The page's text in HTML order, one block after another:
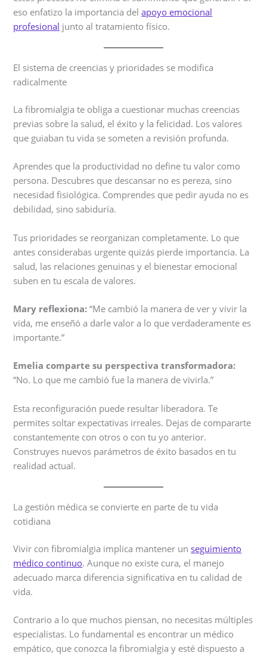
eso enfatizo la importancia delapoyo emocional
profesional junto al tratamiento físico.
El sistema de creencias y prioridades se modifica
radicalmente
La fibromialgia te obliga a cuestionar muchas creencias
previas sobre la salud, el éxito y la felicidad. Los valores
que guiaban tu vida se someten a revisión profunda.
Aprendes que la productividad no define tu valor como
persona. Descubres que descansar no es pereza, sino
necesidad fisiológica. Comprendes que pedir ayuda no es
debilidad, sino sabiduría.
Tus prioridades se reorganizan completamente. Lo que
antes considerabas urgente quizás pierde importancia. La
salud, las relaciones genuinas y el bienestar emocional
suben en tu escala de valores.
Mary reflexiona: “Me cambió la manera de ver y vivir la
vida, me enseñó a darle valor a lo que verdaderamente es
importante.”
Emelia comparte su perspectiva transformadora:
“No. Lo que me cambió fue la manera de vivirla.”
Esta reconfiguración puede resultar liberadora. Te
permites soltar expectativas irreales. Dejas de compararte
constantemente con otros o con tu yo anterior.
Construyes nuevos parámetros de éxito basados en tu
realidad actual.
La gestión médica se convierte en parte de tu vida
cotidiana
Vivir con fibromialgia implica mantener un seguimiento
médico continuo. Aunque no existe cura, el manejo
adecuado marca diferencia significativa en tu calidad de
vida.
Contrario a lo que muchos piensan, no necesitas múltiples
especialistas. Lo fundamental es encontrar un médico
empático, que conozca la fibromialgia y esté dispuesto a